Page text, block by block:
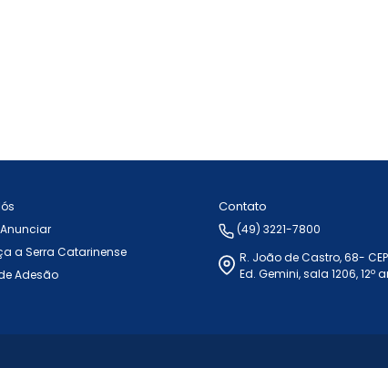
a Serra Catarinense
Adesão
Contato
(49) 3221-7800
R. João de Castro, 68-
Ed. Gemini, sala 1206, 12º